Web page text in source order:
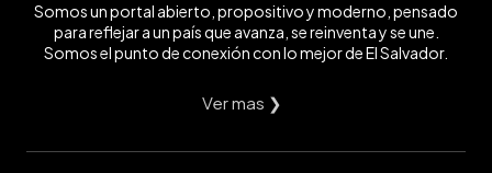
Somos un portal abierto, propositivo y moderno, pensado
para reflejar a un país que avanza, se reinventa y se une.
Somos el punto de conexión con lo mejor de El Salvador.
Ver mas ❯